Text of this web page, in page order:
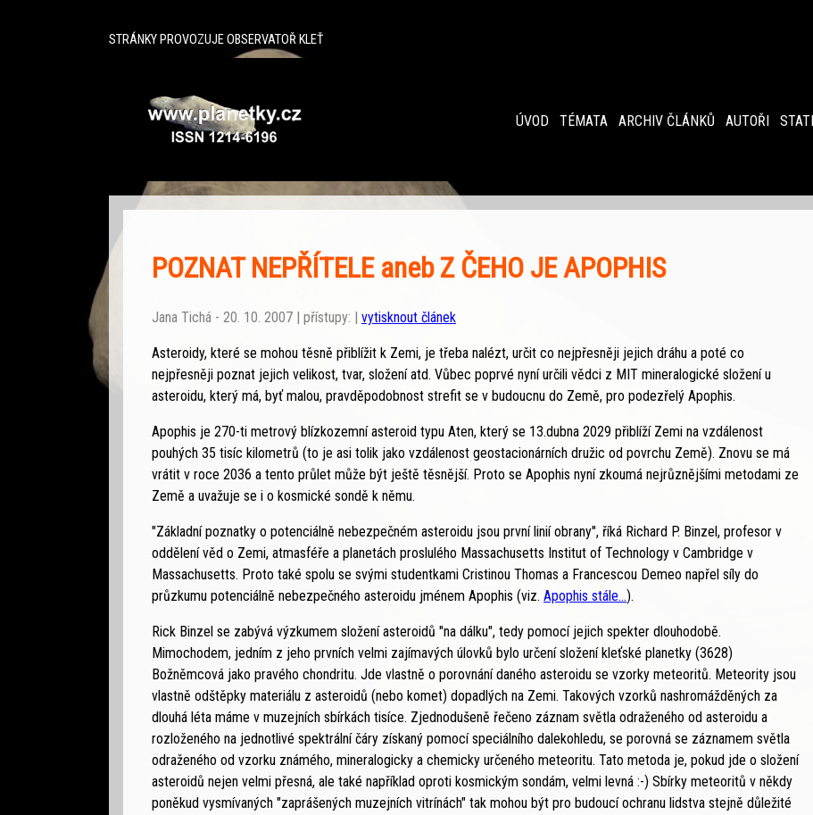
STRÁNKY PROVOZUJE OBSERVATOŘ KLEŤ
ÚVOD TÉMATA ARCHIV ČLÁNKŮ AUTOŘI
POZNAT NEPŘÍTELE aneb Z ČEHO JE APOPHIS
Jana Tichá - 20. 10. 2007 | přístupy: | vytisknout článek
Asteroidy, které se mohou těsně přiblížit k Zemi, je třeba nalézt, určit co nejpřesněji jejich dráhu a poté co
nejpřesněji poznat jejich velikost, tvar, složení atd. Vůbec poprvé nyní určili vědci z MIT mineralogické složení u
asteroidu, který má, byť malou, pravděpodobnost strefit se v budoucnu do Země, pro podezřelý Apophis.
Apophis je 270-ti metrový blízkozemní asteroid typu Aten, který se 13.dubna 2029 přiblíží Zemi na vzdálenost
pouhých 35 tisíc kilometrů (to je asi tolik jako vzdálenost geostacionárních družic od povrchu Země). Znovu se má
vrátit v roce 2036 a tento průlet může být ještě těsnější. Proto se Apophis nyní zkoumá nejrůznějšími metodami ze
Země a uvažuje se i o kosmické sondě k němu.
"Základní poznatky o potenciálně nebezpečném asteroidu jsou první linií obrany", říká Richard P. Binzel, profesor v
oddělení věd o Zemi, atmasféře a planetách proslulého Massachusetts Institut of Technology v Cambridge v
Massachusetts. Proto také spolu se svými studentkami Cristinou Thomas a Francescou Demeo napřel síly do
průzkumu potenciálně nebezpečného asteroidu jménem Apophis (viz. Apophis stále...).
Rick Binzel se zabývá výzkumem složení asteroidů "na dálku", tedy pomocí jejich spekter dlouhodobě.
Mimochodem, jedním z jeho prvních velmi zajímavých úlovků bylo určení složení kleťské planetky (3628)
Božněmcová jako pravého chondritu. Jde vlastně o porovnání daného asteroidu se vzorky meteoritů. Meteority jsou
vlastně odštěpky materiálu z asteroidů (nebo komet) dopadlých na Zemi. Takových vzorků nashromážděných za
dlouhá léta máme v muzejních sbírkách tisíce. Zjednodušeně řečeno záznam světla odraženého od asteroidu a
rozloženého na jednotlivé spektrální čáry získaný pomocí speciálního dalekohledu, se porovná se záznamem světla
odraženého od vzorku známého, mineralogicky a chemicky určeného meteoritu. Tato metoda je, pokud jde o složení
asteroidů nejen velmi přesná, ale také například oproti kosmickým sondám, velmi levná :-) Sbírky meteoritů v někdy
poněkud vysmívaných "zaprášených muzejních vitrínách" tak mohou být pro budoucí ochranu lidstva stejně důležité